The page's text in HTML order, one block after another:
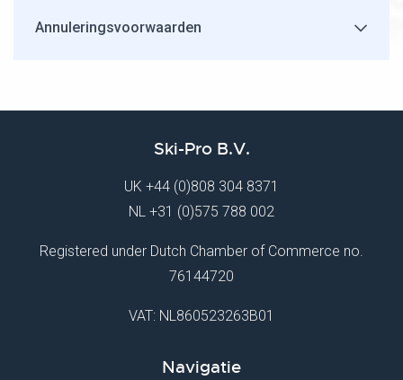
Annuleringsvoorwaarden
Ski-Pro B.V.
UK +44 (0)808 304 8371
NL +31 (0)575 788 002
Registered under Dutch Chamber of Commerce no.
76144720
VAT: NL860523263B01
Navigatie